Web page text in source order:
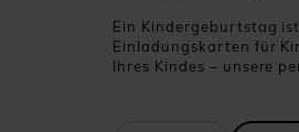
Ein Kindergeburtstag
Einladungskarten für
Ihres Kindes – unsere